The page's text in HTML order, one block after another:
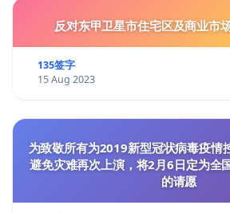
反对东甲卫星市住宅区及商业市
135签字
15 Aug 2023
为致敬所有为2019新型冠状病毒疫情
避免灾难再次上演，将2月6日定为全
的请愿